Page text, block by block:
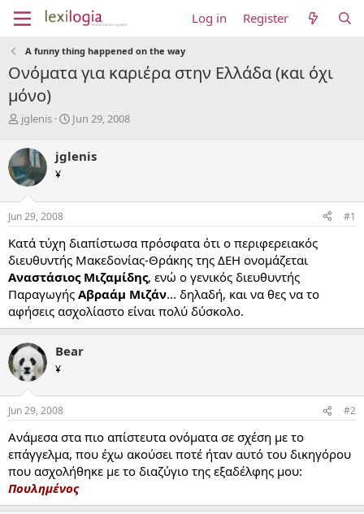
Log in Register
A funny thing happened on the way
Ονόματα για καριέρα στην Ελλάδα (και όχι
μόνο)
T
r
e
a
d
s
t
r
t
e
r
jglenis
S
r
a
Jun 29, 2008
jglenis
¥
Jun 29, 2008 #1
Κατά τύχη διαπίστωσα πρόσφατα ότι ο περιφερειακός
διευθυντής Μακεδονίας-Θράκης της ΔΕΗ ονομάζεται
Αναστάσιος Μιζαμίδης, ενώ ο γενικός διευθυντής
Παραγωγής Αβραάμ Μιζάν... δηλαδή, και να θες να το
αφήσεις ασχολίαστο είναι πολύ δύσκολο.
Bear
¥
Jun 29, 2008 #2
Ανάμεσα στα πιο απίστευτα ονόματα σε σχέση με το
επάγγελμα, που έχω ακούσει ποτέ ήταν αυτό του δικηγόρου
που ασχολήθηκε με το διαζύγιο της εξαδέλφης μου:
Πουλημένος